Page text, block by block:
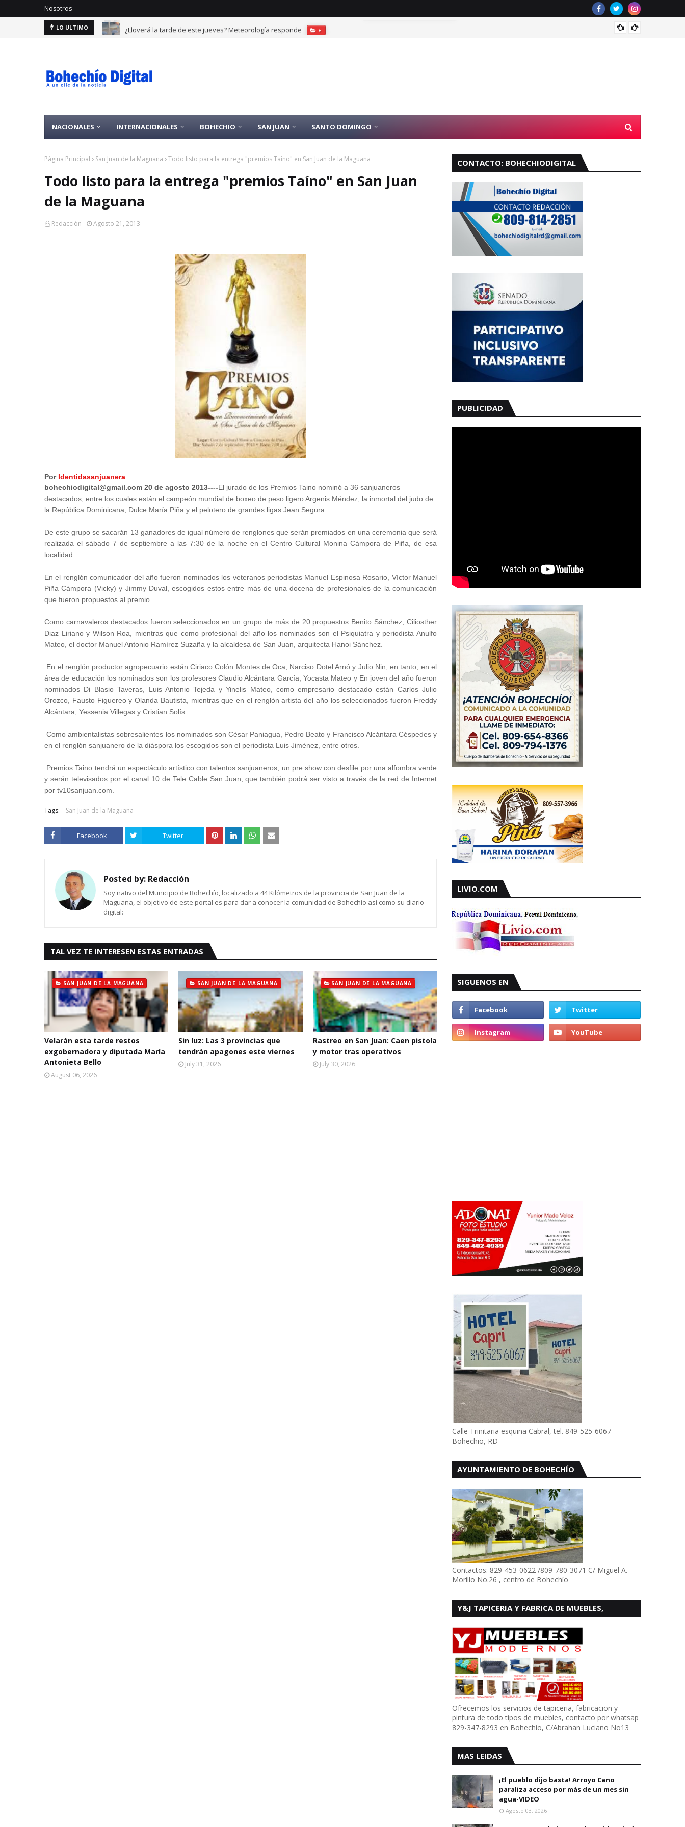
Nosotros
LO ULTIMO ¿Lloverá la tarde de este jueves? Meteorología responde +
NACIONALES INTERNACIONALES BOHECHIO SAN JUAN SANTO DOMINGO
Página Principal San Juan de la Maguana Todo listo para la entrega "premios Taíno" en San Juan de la Maguana
Todo listo para la entrega "premios Taíno" en San Juan
de la Maguana
Redacción Agosto 21, 2013
PorIdentidasanjuanera
bohechiodigital@gmail.com 20 de agosto 2013----El jurado de los Premios Taino nominó a 36 sanjuaneros
destacados, entre los cuales están el campeón mundial de boxeo de peso ligero Argenis Méndez, la inmortal del judo de
la República Dominicana, Dulce María Piña y el pelotero de grandes ligas Jean Segura.
De este grupo se sacarán 13 ganadores de igual número de renglones que serán premiados en una ceremonia que será
realizada el sábado 7 de septiembre a las 7:30 de la noche en el Centro Cultural Monina Cámpora de Piña, de esa
localidad.
En el renglón comunicador del año fueron nominados los veteranos periodistas Manuel Espinosa Rosario, Víctor Manuel
Piña Cámpora (Vicky) y Jimmy Duval, escogidos estos entre más de una docena de profesionales de la comunicación
que fueron propuestos al premio.
Como carnavaleros destacados fueron seleccionados en un grupo de más de 20 propuestos Benito Sánchez, Ciliosther
Diaz Liriano y Wilson Roa, mientras que como profesional del año los nominados son el Psiquiatra y periodista Anulfo
Mateo, el doctor Manuel Antonio Ramírez Suzaña y la alcaldesa de San Juan, arquitecta Hanoi Sánchez.
En el renglón productor agropecuario están Ciriaco Colón Montes de Oca, Narciso Dotel Arnó y Julio Nin, en tanto, en el
área de educación los nominados son los profesores Claudio Alcántara García, Yocasta Mateo y En joven del año fueron
nominados Di Blasio Taveras, Luis Antonio Tejeda y Yinelis Mateo, como empresario destacado están Carlos Julio
Orozco, Fausto Figuereo y Olanda Bautista, mientras que en el renglón artista del año los seleccionados fueron Freddy
Alcántara, Yessenia Villegas y Cristian Solís.
Como ambientalistas sobresalientes los nominados son César Paniagua, Pedro Beato y Francisco Alcántara Céspedes y
en el renglón sanjuanero de la diáspora los escogidos son el periodista Luis Jiménez, entre otros.
Premios Taino tendrá un espectáculo artístico con talentos sanjuaneros, un pre show con desfile por una alfombra verde
y serán televisados por el canal 10 de Tele Cable San Juan, que también podrá ser visto a través de la red de Internet
por tv10sanjuan.com.
Tags: San Juan de la Maguana
Facebook Twitter
Posted by: Redacción
Soy nativo del Municipio de Bohechío, localizado a 44 Kilómetros de la provincia de San Juan de la
Maguana, el objetivo de este portal es para dar a conocer la comunidad de Bohechío así como su diario
digital:
TAL VEZ TE INTERESEN ESTAS ENTRADAS
SAN JUAN DE LA MAGUANA
Velarán esta tarde restos
exgobernadora y diputada María
Antonieta Bello
August 06, 2026
SAN JUAN DE LA MAGUANA
Sin luz: Las 3 provincias que
tendrán apagones este viernes
July 31, 2026
SAN JUAN DE LA MAGUANA
Rastreo en San Juan: Caen pistola
y motor tras operativos
July 30, 2026
CONTACTO: BOHECHIODIGITAL
PUBLICIDAD
LIVIO.COM
SIGUENOS EN
Calle Trinitaria esquina Cabral, tel. 849-525-6067-
Bohechio, RD
AYUNTAMIENTO DE BOHECHÍO
Contactos: 829-453-0622 /809-780-3071 C/ Miguel A.
Morillo No.26 , centro de Bohechío
Y&J TAPICERIA Y FABRICA DE MUEBLES,
Ofrecemos los servicios de tapiceria, fabricacion y
pintura de todo tipos de muebles, contacto por whatsap
829-347-8293 en Bohechio, C/Abrahan Luciano No13
MAS LEIDAS
¡El pueblo dijo basta! Arroyo Cano
paraliza acceso por màs de un mes sin
agua-VIDEO
Agosto 03, 2026